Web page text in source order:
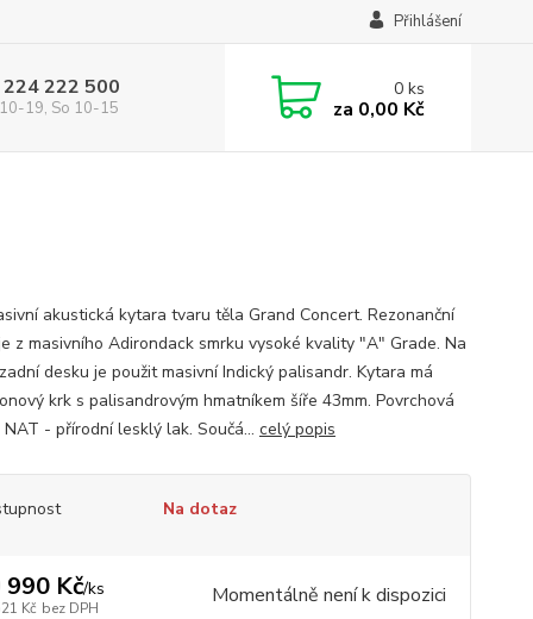
Přihlášení
222 500
19, So 10-15
0ks
za 0,00 Kč
akustická kytara tvaru těla Grand Concert. Rezonanční
z masivního Adirondack smrku vysoké kvality "A" Grade. Na
desku je použit masivní Indický palisandr. Kytara má
krk s palisandrovým hmatníkem šíře 43mm. Povrchová
- přírodní lesklý lak. Součá... celý popis
Na dotaz
990 Kč/ks
Kč bez DPH Momentálně není k dispozici